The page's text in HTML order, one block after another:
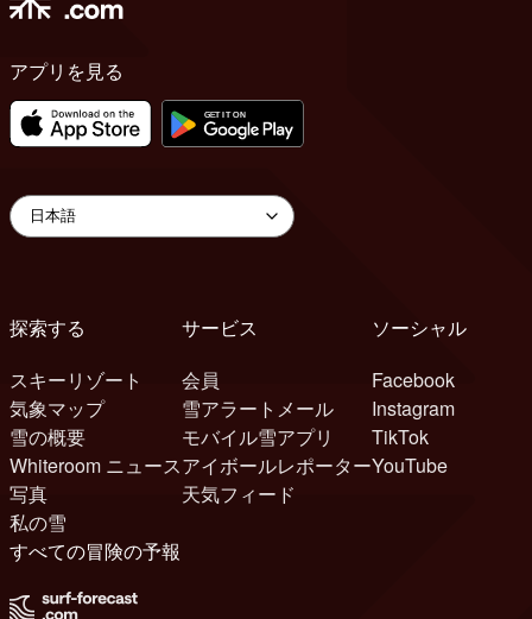
アプリを見る
探索する
スキーリゾート
気象マップ
雪の概要
Whiteroom ニュース
写真
私の雪
サービス
会員
雪アラートメール
モバイル雪アプリ
アイボールレポーター
天気フィード
ソーシャル
Facebook
Instagram
TikTok
YouTube
すべての冒険の予報